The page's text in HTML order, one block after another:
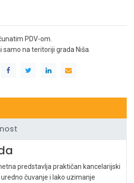
PDV-om.
na teritoriji grada Niša.
predstavlja praktičan kancelarijski
čuvanje i lako uzimanje